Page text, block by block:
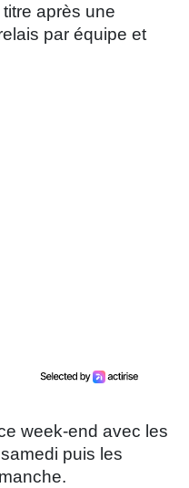
après une
par équipe et
week-end avec les
puis les